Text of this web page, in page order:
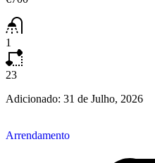
1
23
Adicionado: 31 de Julho, 2026
Arrendamento